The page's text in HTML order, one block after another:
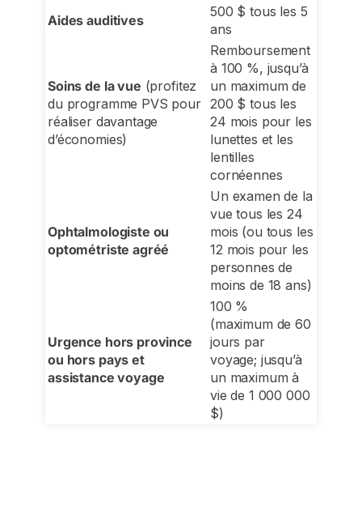
Aides auditives
500 $ tous les 5
ans
Soins de la vue (profitez
du programme PVS pour
réaliser davantage
d’économies)
Remboursement
à 100 %, jusqu’à
un maximum de
200 $ tous les
24 mois pour les
lunettes et les
lentilles
cornéennes
Ophtalmologiste ou
optométriste agréé
Un examen de la
vue tous les 24
mois (ou tous les
12 mois pour les
personnes de
moins de 18 ans)
Urgence hors province
ou hors pays et
assistance voyage
100 %
(maximum de 60
jours par
voyage; jusqu’à
un maximum à
vie de 1 000 000
$)